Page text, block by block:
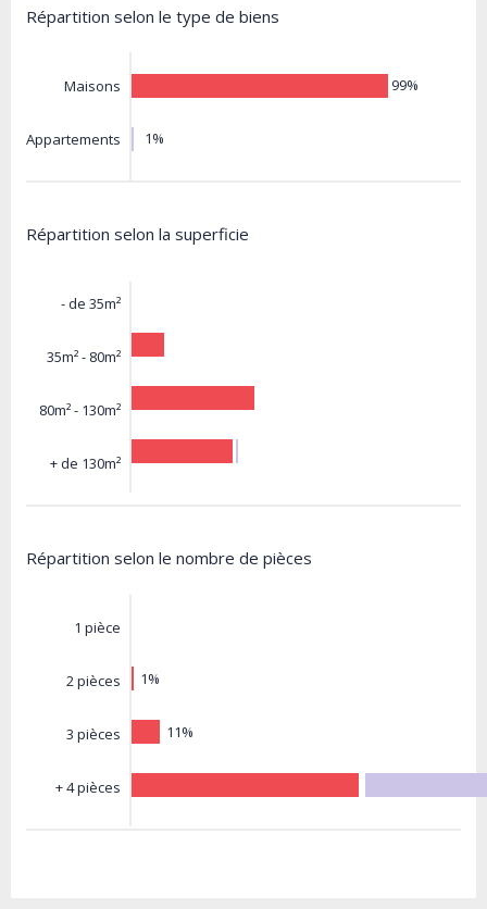
Répartition selon le type de biens
Maisons
Appartements
99%
1%
Répartition selon la superficie
- de 35m²
35m² - 80m²
80m² - 130m²
+ de 130m²
Répartition selon le nombre de pièces
1 pièce
2 pièces
3 pièces
+ 4 pièces
1%
11%